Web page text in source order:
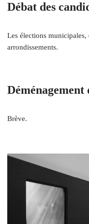
Débat des
Les élections municipales,
arrondissements.
Déménagement
Brève.